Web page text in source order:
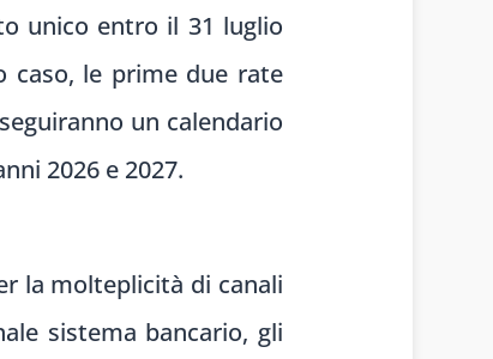
unico entro il 31 luglio
caso, le prime due rate
un calendario
2026 e 2027.
la molteplicità di canali
sistema bancario, gli